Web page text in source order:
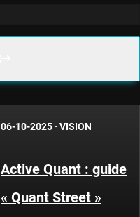
06-10-2025 · VISION
Active Quant : guide
« Quant Street »